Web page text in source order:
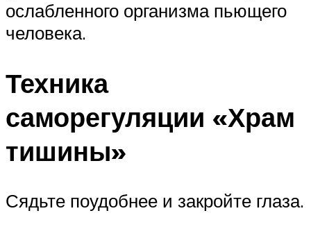
ослабленного организма пьющего
человека.
Техника
саморегуляции «Храм
тишины»
Сядьте поудобнее и закройте глаза.